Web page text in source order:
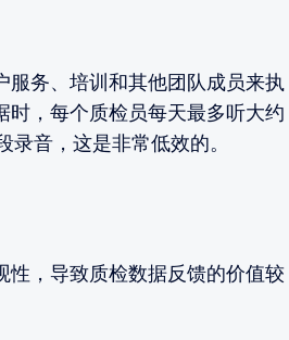
务、培训和其他团队成员来执
，每个质检员每天最多听大约
音，这是非常低效的。
性，导致质检数据反馈的价值较